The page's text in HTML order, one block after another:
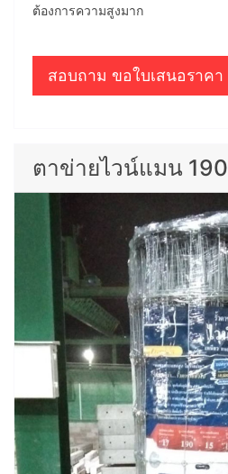
ต้องการความสูงมาก
สอบถาม ขอใบเสนอราคา
ตาข่ายไวน์แมน 190